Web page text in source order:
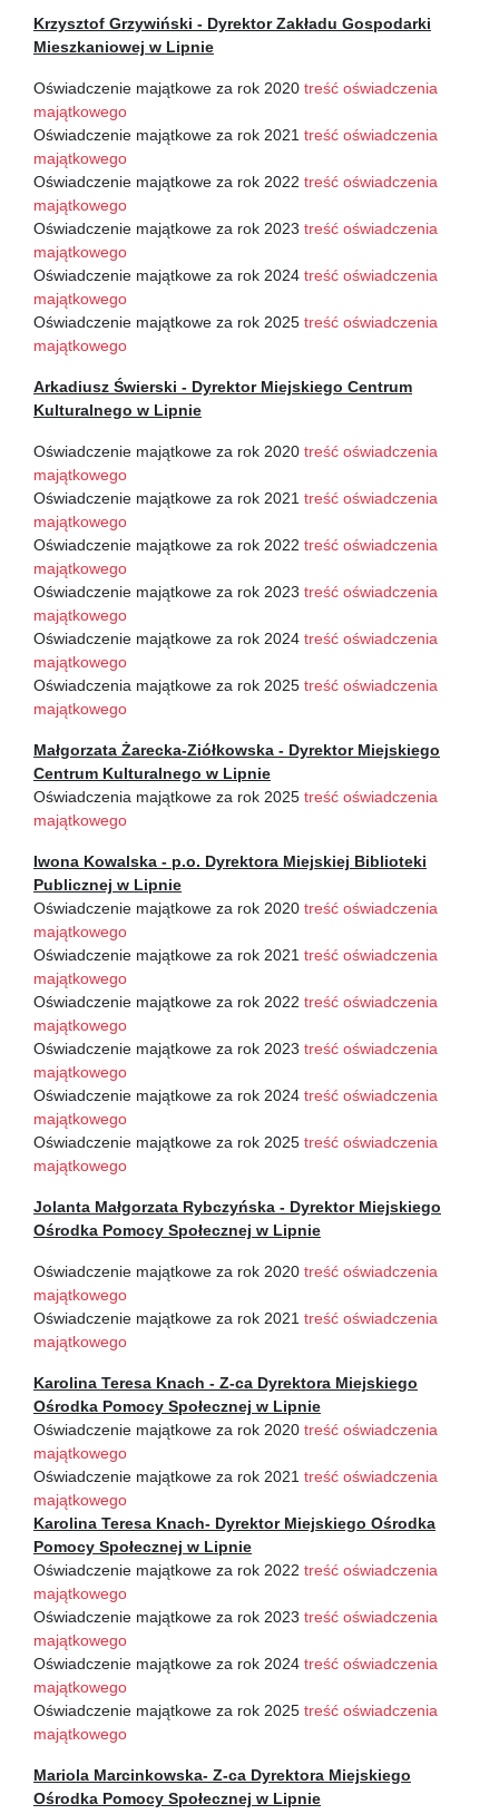
Krzysztof Grzywiński - Dyrektor Zakładu Gospodarki
Mieszkaniowej w Lipnie
Oświadczenie majątkowe za rok 2020 treść oświadczenia
majątkowego
Oświadczenie majątkowe za rok 2021 treść oświadczenia
majątkowego
Oświadczenie majątkowe za rok 2022 treść oświadczenia
majątkowego
Oświadczenie majątkowe za rok 2023 treść oświadczenia
majątkowego
Oświadczenie majątkowe za rok 2024 treść oświadczenia
majątkowego
Oświadczenie majątkowe za rok 2025 treść oświadczenia
majątkowego
Arkadiusz Świerski - Dyrektor Miejskiego Centrum
Kulturalnego w Lipnie
Oświadczenie majątkowe za rok 2020 treść oświadczenia
majątkowego
Oświadczenie majątkowe za rok 2021 treść oświadczenia
majątkowego
Oświadczenie majątkowe za rok 2022 treść oświadczenia
majątkowego
Oświadczenie majątkowe za rok 2023 treść oświadczenia
majątkowego
Oświadczenie majątkowe za rok 2024 treść oświadczenia
majątkowego
Oświadczenia majątkowe za rok 2025 treść oświadczenia
majątkowego
Małgorzata Żarecka-Ziółkowska - Dyrektor Miejskiego
Centrum Kulturalnego w Lipnie
Oświadczenia majątkowe za rok 2025 treść oświadczenia
majątkowego
Iwona Kowalska - p.o. Dyrektora Miejskiej Biblioteki
Publicznej w Lipnie
Oświadczenie majątkowe za rok 2020 treść oświadczenia
majątkowego
Oświadczenie majątkowe za rok 2021 treść oświadczenia
majątkowego
Oświadczenie majątkowe za rok 2022 treść oświadczenia
majątkowego
Oświadczenie majątkowe za rok 2023 treść oświadczenia
majątkowego
Oświadczenie majątkowe za rok 2024 treść oświadczenia
majątkowego
Oświadczenie majątkowe za rok 2025 treść oświadczenia
majątkowego
Jolanta Małgorzata Rybczyńska - Dyrektor Miejskiego
Ośrodka Pomocy Społecznej w Lipnie
Oświadczenie majątkowe za rok 2020 treść oświadczenia
majątkowego
Oświadczenie majątkowe za rok 2021 treść oświadczenia
majątkowego
Karolina Teresa Knach - Z-ca Dyrektora Miejskiego
Ośrodka Pomocy Społecznej w Lipnie
Oświadczenie majątkowe za rok 2020 treść oświadczenia
majątkowego
Oświadczenie majątkowe za rok 2021 treść oświadczenia
majątkowego
Karolina Teresa Knach- Dyrektor Miejskiego Ośrodka
Pomocy Społecznej w Lipnie
Oświadczenie majątkowe za rok 2022 treść oświadczenia
majątkowego
Oświadczenie majątkowe za rok 2023 treść oświadczenia
majątkowego
Oświadczenie majątkowe za rok 2024 treść oświadczenia
majątkowego
Oświadczenie majątkowe za rok 2025 treść oświadczenia
majątkowego
Mariola Marcinkowska- Z-ca Dyrektora Miejskiego
Ośrodka Pomocy Społecznej w Lipnie